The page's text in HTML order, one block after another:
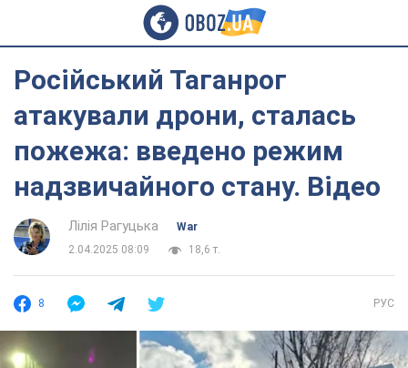
Російський Таганрог
атакували дрони, сталась
пожежа: введено режим
надзвичайного стану. Відео
Лілія Рагуцька
War
2.04.2025 08:09
18,6 т.
8 РУС